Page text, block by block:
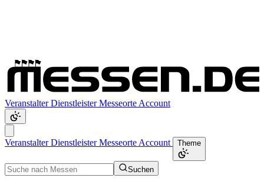
VeranstalterDienstleisterMesseorte Account
VeranstalterDienstleisterMesseorte Account Theme
Suchen